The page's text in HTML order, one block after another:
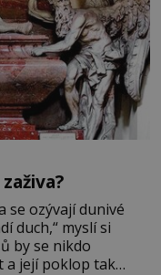
se ozývají dunivé
duch,“ myslí si
by se nikdo
a její poklop tak